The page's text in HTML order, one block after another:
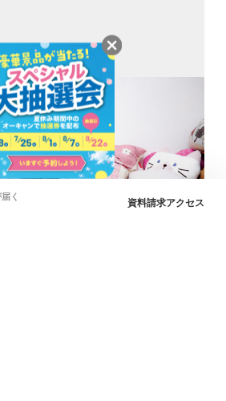
く
資料請求アクセス